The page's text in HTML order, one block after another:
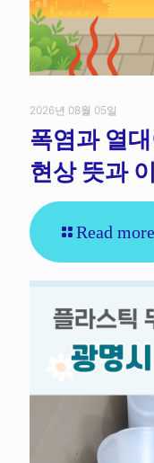
2026년 08월 05일
폭염과 열
현상 뜻과
Read more